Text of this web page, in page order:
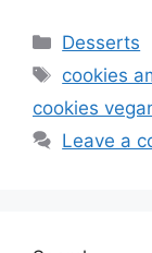
Categories
Desserts
Tags
cookies
cookies
Leave a